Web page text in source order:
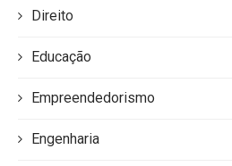
Direito
Educação
Empreendedorismo
Engenharia